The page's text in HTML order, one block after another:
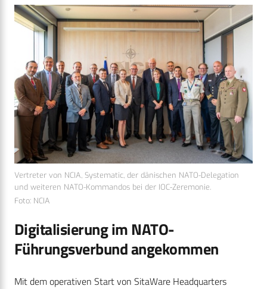
Vertreter von NCIA, Systematic, der dänischen NATO-Delegation
und weiteren NATO-Kommandos bei der IOC-Zeremonie.
Foto: NCIA
Digitalisierung im NATO-
Führungsverbund angekommen
Mit dem operativen Start von SitaWare Headquarters